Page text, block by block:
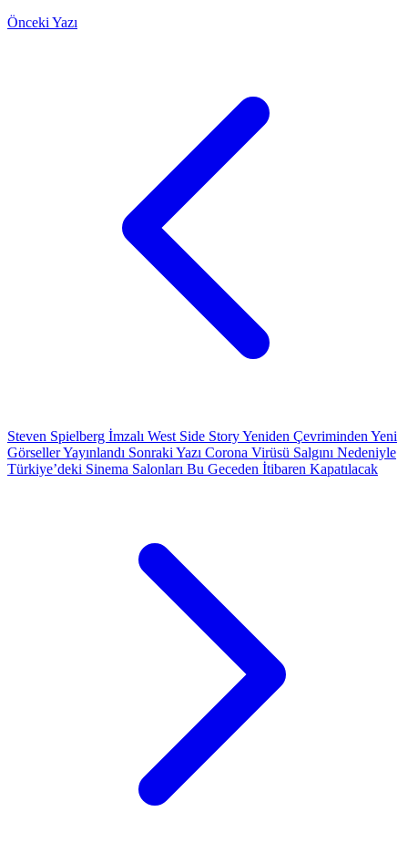
Önceki Yazı
Steven Spielberg İmzalı West Side Story Yeniden Çevriminden Yeni
Görseller Yayınlandı Sonraki Yazı Corona Virüsü Salgını Nedeniyle
Türkiye’deki Sinema Salonları Bu Geceden İtibaren Kapatılacak